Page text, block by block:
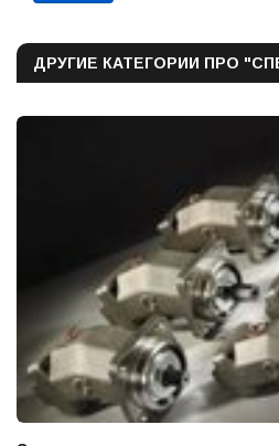
ДРУГИЕ КАТЕГОРИИ ПРО